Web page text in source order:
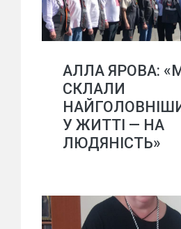
АЛЛА ЯРОВА:
СКЛАЛИ
У ЖИТТІ — НА
ЛЮДЯНІСТЬ»